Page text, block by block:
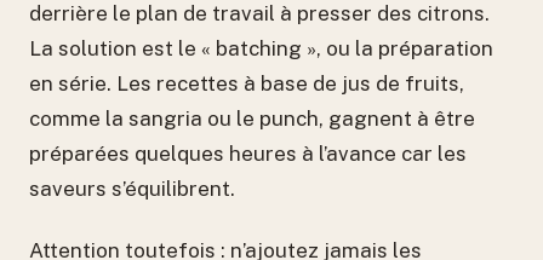
derrière le plan de travail à presser des citrons.
La solution est le « batching », ou la préparation
en série. Les recettes à base de jus de fruits,
comme la sangria ou le punch, gagnent à être
préparées quelques heures à l’avance car les
saveurs s’équilibrent.
Attention toutefois : n’ajoutez jamais les